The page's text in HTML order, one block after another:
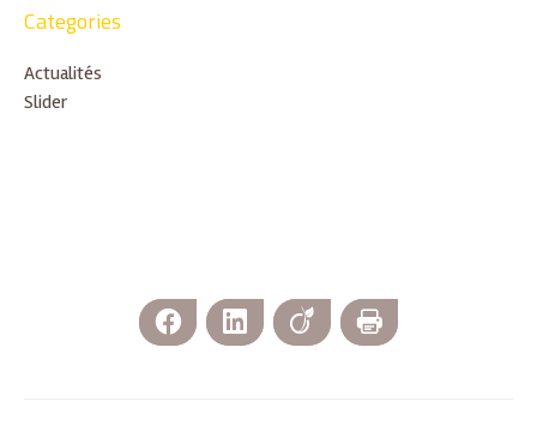
Categories
Actualités
Slider
Facebook LinkedIn Viadeo